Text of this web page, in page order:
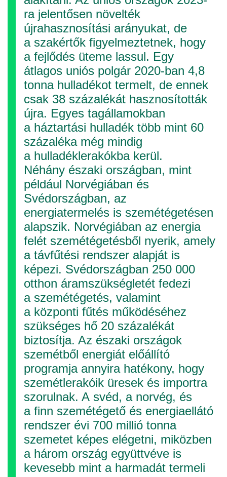
ra jelentősen növelték
újrahasznosítási arányukat, de
a szakértők figyelmeztetnek, hogy
a fejlődés üteme lassul. Egy
átlagos uniós polgár 2020-ban 4,8
tonna hulladékot termelt, de ennek
csak 38 százalékát hasznosították
újra. Egyes tagállamokban
a háztartási hulladék több mint 60
százaléka még mindig
a hulladéklerakókba kerül.
Néhány északi országban, mint
például Norvégiában és
Svédországban, az
energiatermelés is szemétégetésen
alapszik. Norvégiában az energia
felét szemétégetésből nyerik, amely
a távfűtési rendszer alapját is
képezi. Svédországban 250 000
otthon áramszükségletét fedezi
a szemétégetés, valamint
a központi fűtés működéséhez
szükséges hő 20 százalékát
biztosítja. Az északi országok
szemétből energiát előállító
programja annyira hatékony, hogy
szemétlerakóik üresek és importra
szorulnak. A svéd, a norvég, és
a finn szemétégető és energiaellátó
rendszer évi 700 millió tonna
szemetet képes elégetni, miközben
a három ország együttvéve is
kevesebb mint a harmadát termeli